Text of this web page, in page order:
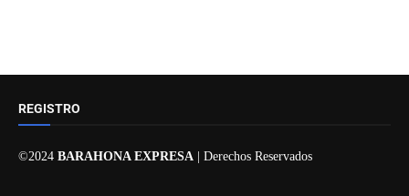
REGISTRO
©2024 BARAHONA EXPRESA | Derechos Reservados